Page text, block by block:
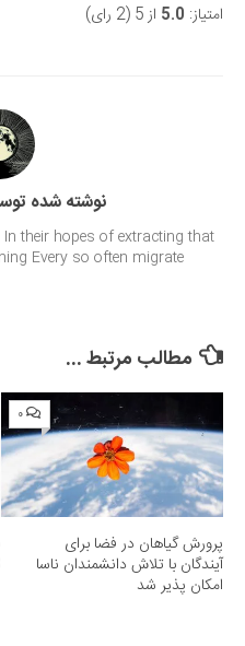
امتیاز: 5.0 از 5 (2 رای)
نوشته شده
their hopes of extracting that
Every so often migrate...
مطالب مرتبط ...
۰
پرورش گیاهان در فضا برای
آیندگان با تلاش دانشمندان ناسا
امکان پذیر شد